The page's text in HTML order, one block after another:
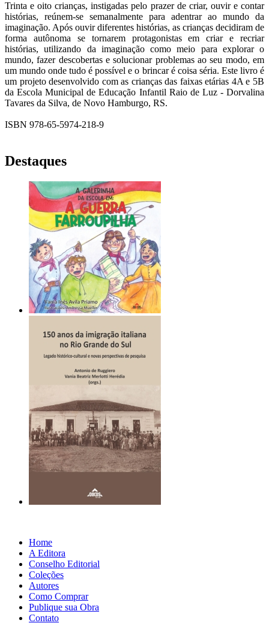
Trinta e oito crianças, instigadas pelo prazer de criar, ouvir e contar
histórias, reúnem-se semanalmente para adentrar ao mundo da
imaginação. Após ouvir diferentes histórias, as crianças decidiram de
forma autônoma se tornarem protagonistas em criar e recriar
histórias, utilizando da imaginação como meio para explorar o
mundo, fazer descobertas e solucionar problemas ao seu modo, em
um mundo onde tudo é possível e o brincar é coisa séria. Este livro é
um projeto desenvolvido com as crianças das faixas etárias 4A e 5B
da Escola Municipal de Educação Infantil Raio de Luz - Dorvalina
Tavares da Silva, de Novo Hamburgo, RS.
ISBN 978-65-5974-218-9
Destaques
Home
A Editora
Conselho Editorial
Coleções
Autores
Como Comprar
Publique sua Obra
Contato